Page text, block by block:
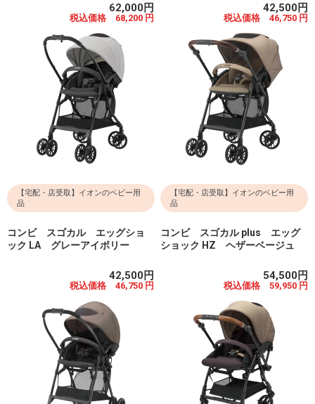
62,000円
税込価格 68,200 円
42,500円
税込価格 46,750 円
【宅配・店受取】イオンのベビー用
品
コンビ スゴカル エッグショ
ック LA グレーアイボリー
42,500円
税込価格 46,750 円
【宅配・店受取】イオンのベビー用
品
コンビ スゴカル plus エッグ
ショック HZ ヘザーベージュ
54,500円
税込価格 59,950 円